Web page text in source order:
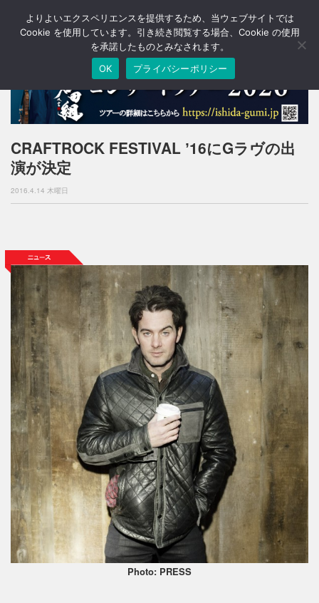
T
o
a
v
i
g
o
CRAFTROCK FESTIVAL ʼ16にGラヴの出
演が決定
2016.4.14 木曜日
Photo: PRESS
よりよいエクスペリエンスを提供するため、当ウェブサイトでは
Cookie を使用しています。引き続き閲覧する場合、Cookie の使用
を承諾したものとみなされます。
OK
プライバシーポリシー